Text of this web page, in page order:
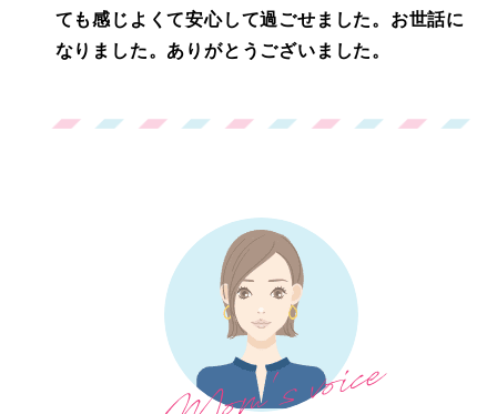
ても感じよくて安心して過ごせました。お世話に
なりました。ありがとうございました。